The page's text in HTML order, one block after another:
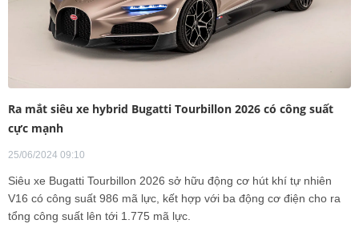
Ra mắt siêu xe hybrid Bugatti Tourbillon 2026 có công suất
cực mạnh
25/06/2024 09:10
Siêu xe Bugatti Tourbillon 2026 sở hữu động cơ hút khí tự nhiên
V16 có công suất 986 mã lực, kết hợp với ba động cơ điện cho ra
tổng công suất lên tới 1.775 mã lực.